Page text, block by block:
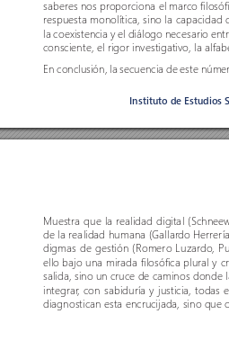
Instituto de Estudios
saberes nos proporciona el marco
respuesta monolítica, sino la
la coexistencia y el diálogo necesario
consciente, el rigor investigativo, la
En conclusión, la secuencia de este
Muestra que la realidad digital
de la realidad humana (Gallardo
digmas de gestión (Romero Luzardo,
ello bajo una mirada filosófica plural y
salida, sino un cruce de caminos
integrar, con sabiduría y justicia, todas
diagnostican esta encrucijada, sino que